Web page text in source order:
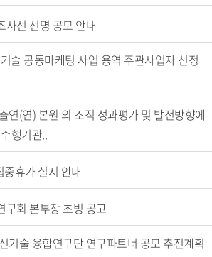
사선 선명 공모 안내
술 공동마케팅 사업 용역 주관사업자 선정
연(연) 본원 외 조직 성과평가 및 발전방향에
행기관..
휴가 실시 안내
구회 본부장 초빙 공고
기술 융합연구단 연구파트너 공모 추진계획